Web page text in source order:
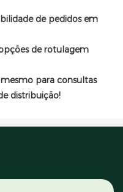
de pedidos em
de rotulagem
para consultas
distribuição!